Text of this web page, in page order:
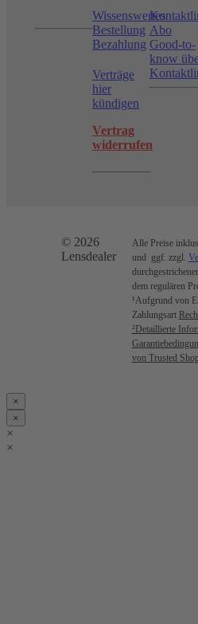
Wissenswertes
Bestellung
Bezahlung
Verträge
hier
kündigen
Vertrag
widerrufen
Abo
Good-to-
know
© 2026
Lensdealer
Alle Preise
und ggf. zzgl.
dem regulären
¹Aufgrund von
Zahlungsart
²Detaillierte
von Trusted
×
×
×
×